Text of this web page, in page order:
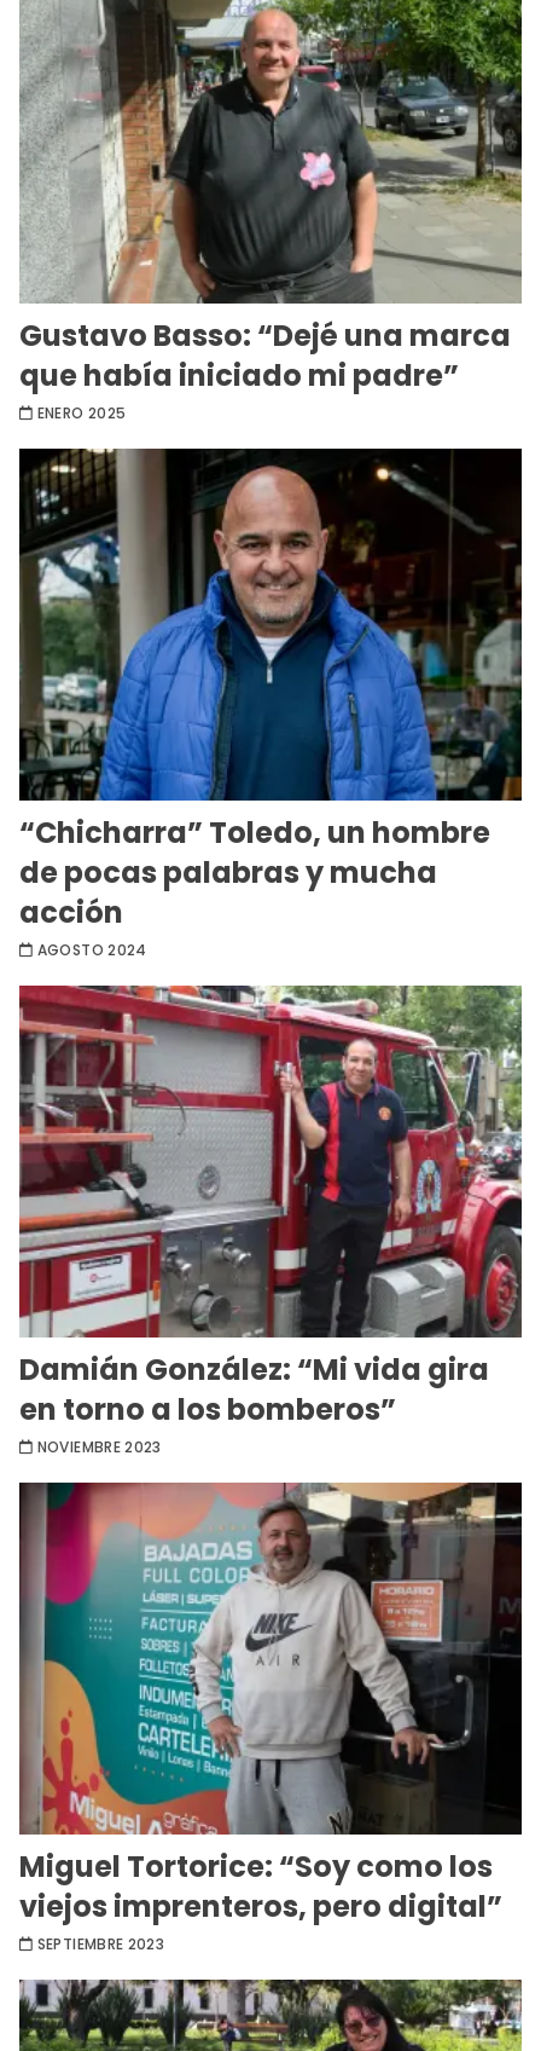
Gustavo Basso: “Dejé una marca
que había iniciado mi padre”
ENERO 2025
“Chicharra” Toledo, un hombre
de pocas palabras y mucha
acción
AGOSTO 2024
Damián González: “Mi vida gira
en torno a los bomberos”
NOVIEMBRE 2023
Miguel Tortorice: “Soy como los
viejos imprenteros, pero digital”
SEPTIEMBRE 2023